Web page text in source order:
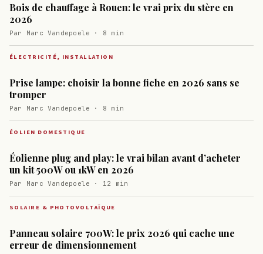
Bois de chauffage à Rouen: le vrai prix du stère en
2026
Par Marc Vandepoele · 8 min
ÉLECTRICITÉ, INSTALLATION
Prise lampe: choisir la bonne fiche en 2026 sans se
tromper
Par Marc Vandepoele · 8 min
ÉOLIEN DOMESTIQUE
Éolienne plug and play: le vrai bilan avant d’acheter
un kit 500W ou 1kW en 2026
Par Marc Vandepoele · 12 min
SOLAIRE & PHOTOVOLTAÏQUE
Panneau solaire 700W: le prix 2026 qui cache une
erreur de dimensionnement